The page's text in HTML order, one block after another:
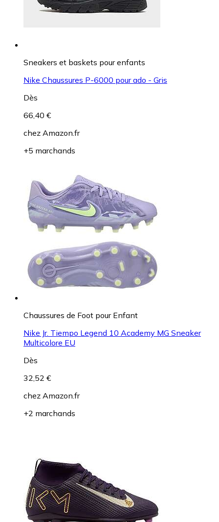
Sneakers et baskets pour enfants
Nike Chaussures P-6000 pour ado - Gris
Dès
66,40 €
chez Amazon.fr
+5 marchands
Chaussures de Foot pour Enfant
Nike Jr. Tiempo Legend 10 Academy MG Sneaker
Multicolore EU
Dès
32,52 €
chez Amazon.fr
+2 marchands